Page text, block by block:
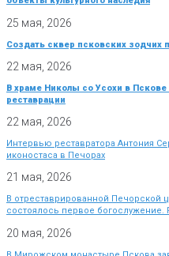
25 мая, 2026
Создать сквер псковских
22 мая, 2026
В храме Николы со Усохи в
реставрации
22 мая, 2026
Интервью реставратора Антония
иконостаса в Печорах
21 мая, 2026
В отреставрированной Печорской
состоялось первое богослужение.
20 мая, 2026